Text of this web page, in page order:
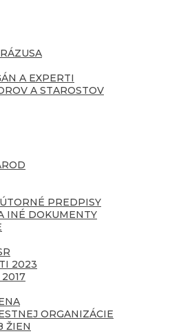
A EXPERTI
A STAROSTOV
PREDPISY
INÉ DOKUMENTY
2023
2017
ORGANIZÁCIE
ŽIEN